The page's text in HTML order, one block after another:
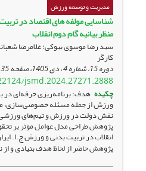
مدیریت و توسعه ورزش
شناسایی مولفه های اقتصاد در
منظر بیانیه گام دوم انقلاب
سید رضا موسوی بیوکی؛ غلامرضا
کارگر
دوره 15، شماره 4 ، دی 1405، صفحه 154
jsmd.2024.27271.2888
چکیده هدف: برنامه‌ریزی حرفه‌ای در
ورزش از جمله مسئله خصوصی‌سازی،
نقش دولت در ورزش و تیم‌های
پژوهش طراحی مدل عوامل موثر بر
انقلاب در تربیت بدنی و ورزش ج.ا.
پژوهش حاضر از لحاظ هدف بنیادی و از